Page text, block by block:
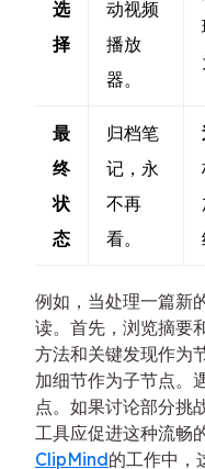
选
择
动视频
播放
器。
最
终
状
态
归档笔
记，永
不再
看。
例如，当处理一篇新
读。首先，浏览摘要
方法和关键发现作为
加细节作为子节点。
点。如果讨论部分挑
工具应促进这种流畅
ClipMind的工作中，